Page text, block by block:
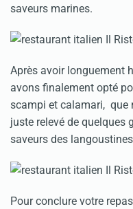
saveurs marines.
Après avoir longuement
avons finalement opté
scampi et calamari, que
juste relevé de quelques
saveurs des
Pour conclure votre